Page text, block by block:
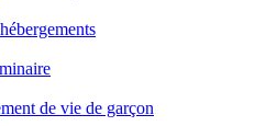
de vie de garçon